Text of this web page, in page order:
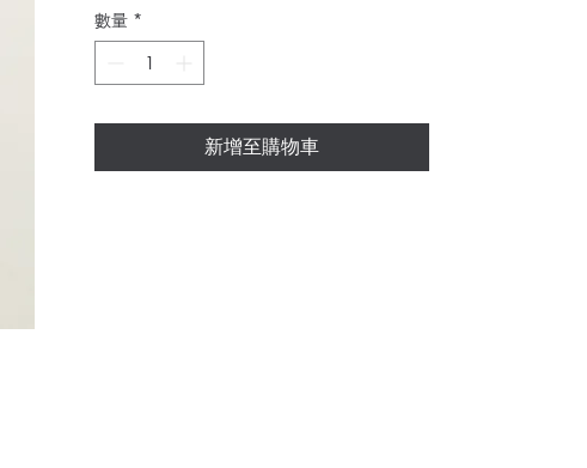
數量 *
新增至購物車